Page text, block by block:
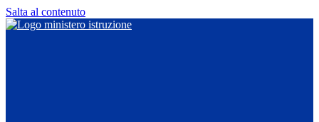
Salta al contenuto